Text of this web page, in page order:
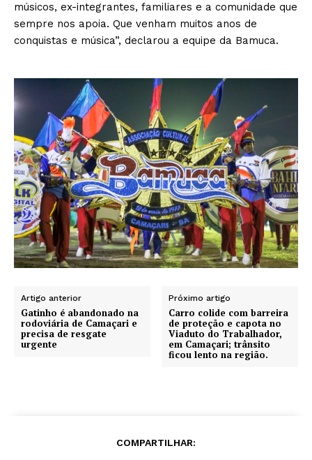
músicos, ex-integrantes, familiares e a comunidade que
sempre nos apoia. Que venham muitos anos de
conquistas e música”, declarou a equipe da Bamuca.
Artigo anterior
Gatinho é abandonado na
rodoviária de Camaçari e
precisa de resgate
urgente
Próximo artigo
Carro colide com barreira
de proteção e capota no
Viaduto do Trabalhador,
em Camaçari; trânsito
ficou lento na região.
COMPARTILHAR: